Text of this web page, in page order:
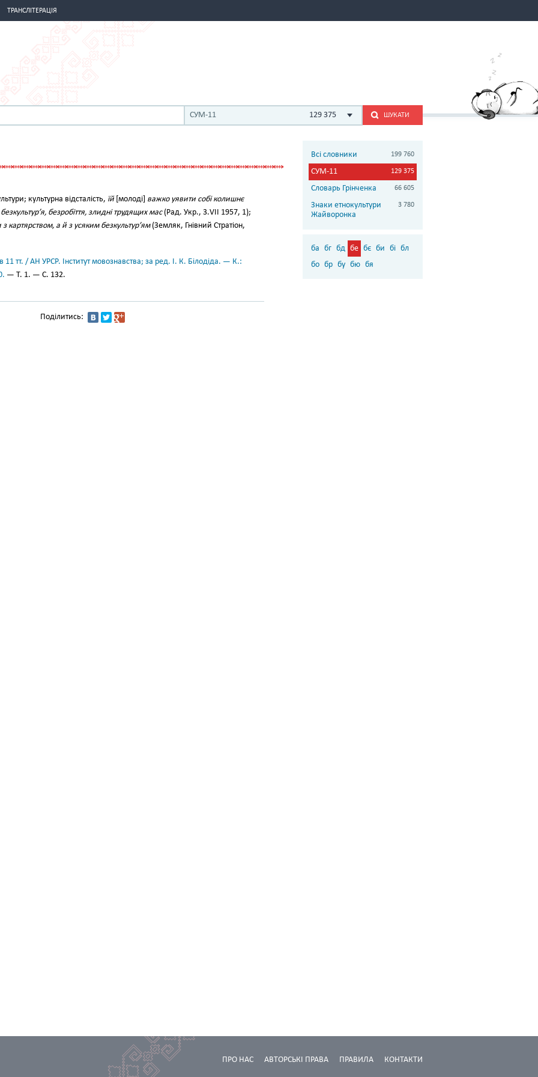
ТРАНСЛІТЕРАЦІЯ
СУМ-11 129 375 ШУКАТИ
культурна відсталість, їй [молоді] важко уявити собі колишнє
безробіття, злидні трудящих мас(Рад. Укр., 3.VIІ 1957, 1);
картярством, а й з усяким безкультур’ям(Земляк, Гнівний Стратіон,
11 тт. / АН УРСР. Інститут мовознавства; за ред. І. К. Білодіда. — К.:
— Т. 1. — С. 132.
Поділитись:
Всі словники 199 760
СУМ-11 129 375
Словарь Грінченка 66 605
Знаки етнокультури
Жайворонка
3 780
ба бг бд бе бє би бі бл
бо бр бу бю бя
КОНТАКТИ
ПРАВИЛА
АВТОРСЬКІ ПРАВА
ПРО НАС